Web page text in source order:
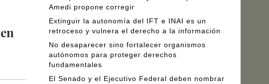
Amedi propone corregir
Extinguir la autonomía del IFT e INAI es un
retroceso y vulnera el derecho a la información
No desaparecer sino fortalecer organismos
autónomos para proteger derechos
fundamentales
El Senado y el Ejecutivo Federal deben nombrar